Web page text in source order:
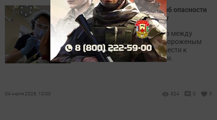
Стоматолог предупредил об опасности
холодных напитков в жару
Резкий перепад температур между
летним зноем и ледяным мороженым
или напитками может привести к
повреждению зубной эмали.
04 июля 2026, 10:00 324 0 0